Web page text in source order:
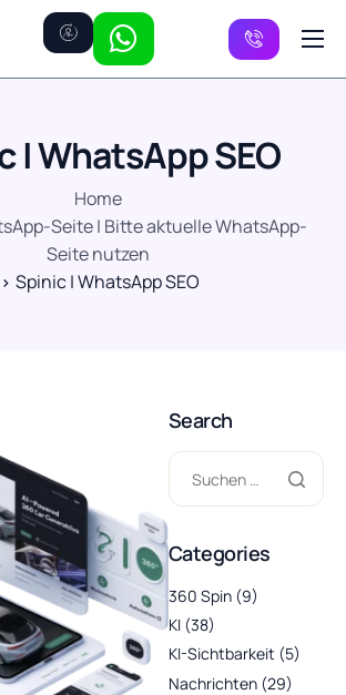
| WhatsApp SEO
Home
Seite | Bitte aktuelle WhatsApp-
Seite nutzen
Spinic | WhatsApp SEO
Search
Categories
360 Spin(9)
KI(38)
KI-Sichtbarkeit (5)
Nachrichten(29)